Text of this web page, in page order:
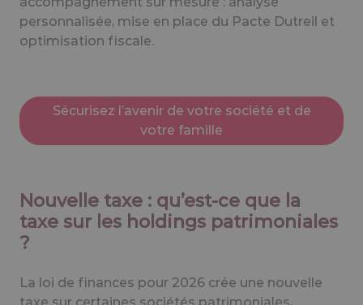
personnalisée, mise en place du Pacte Dutreil et
optimisation fiscale.
Sécurisez l’avenir de votre société et de
votre famille
Nouvelle taxe : qu’est-ce que la
taxe sur les holdings patrimoniales
?
La loi de finances pour 2026 crée une nouvelle
taxe sur certaines sociétés patrimoniales,